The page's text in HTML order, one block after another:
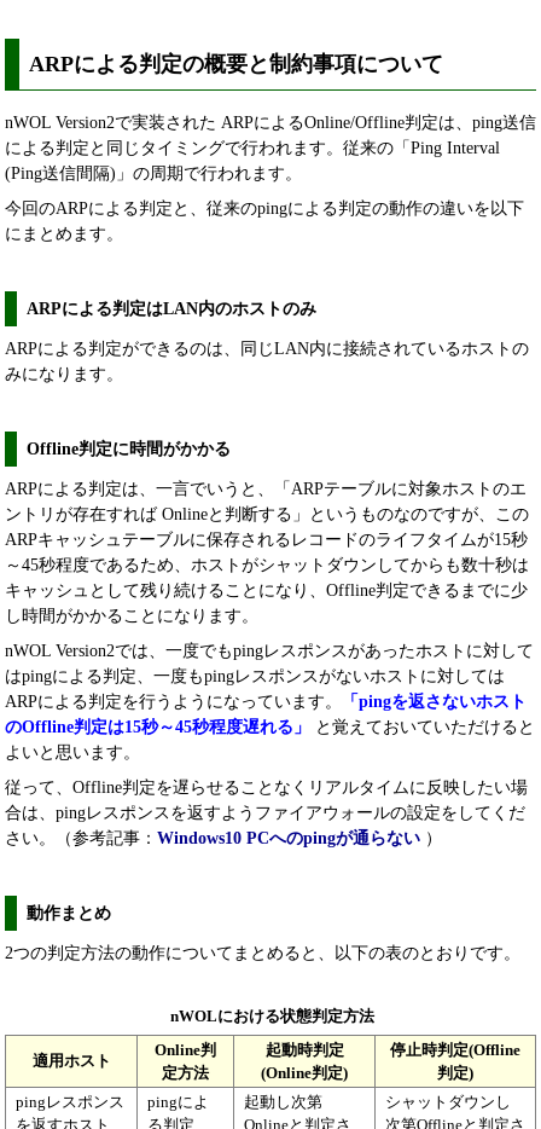
ARPによる判定の概要と制約事項について
nWOL Version2で実装された ARPによるOnline/Offline判定は、ping送信
による判定と同じタイミングで行われます。従来の「Ping Interval
(Ping送信間隔)」の周期で行われます。
今回のARPによる判定と、従来のpingによる判定の動作の違いを以下
にまとめます。
ARPによる判定はLAN内のホストのみ
ARPによる判定ができるのは、同じLAN内に接続されているホストの
みになります。
Offline判定に時間がかかる
ARPによる判定は、一言でいうと、「ARPテーブルに対象ホストのエ
ントリが存在すれば Onlineと判断する」というものなのですが、この
ARPキャッシュテーブルに保存されるレコードのライフタイムが15秒
～45秒程度であるため、ホストがシャットダウンしてからも数十秒は
キャッシュとして残り続けることになり、Offline判定できるまでに少
し時間がかかることになります。
nWOL Version2では、一度でもpingレスポンスがあったホストに対して
はpingによる判定、一度もpingレスポンスがないホストに対しては
ARPによる判定を行うようになっています。
「pingを返さないホスト
のOffline判定は15秒～45秒程度遅れる」
と覚えておいていただけると
よいと思います。
従って、Offline判定を遅らせることなくリアルタイムに反映したい場
合は、pingレスポンスを返すようファイアウォールの設定をしてくだ
さい。（参考記事： Windows10 PCへのpingが通らない ）
動作まとめ
2つの判定方法の動作についてまとめると、以下の表のとおりです。
nWOLにおける状態判定方法
適用ホスト
Online判
定方法
起動時判定
(Online判定)
停止時判定(Offline
判定)
pingレスポンス
を返すホスト
pingによ
る判定
起動し次第
Onlineと判定さ
シャットダウンし
次第Offlineと判定さ